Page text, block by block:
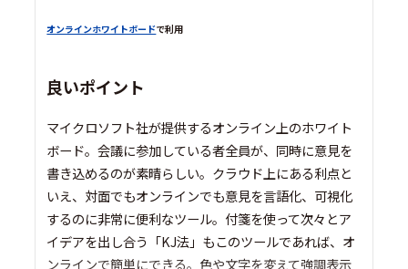
オンラインホワイトボードで利用
良いポイント
マイクロソフト社が提供するオンライン上のホワイト
ボード。会議に参加している者全員が、同時に意見を
書き込めるのが素晴らしい。クラウド上にある利点と
いえ、対面でもオンラインでも意見を言語化、可視化
するのに非常に便利なツール。付箋を使って次々とア
イデアを出し合う「KJ法」もこのツールであれば、オ
ンラインで簡単にできる。色や文字を変えて強調表示